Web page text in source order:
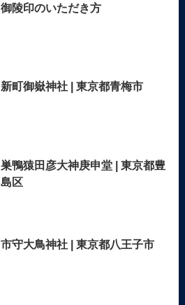
御陵印のいただき方
新町御嶽神社 | 東京都青梅市
巣鴨猿田彦大神庚申堂 | 東京都豊
島区
市守大鳥神社 | 東京都八王子市